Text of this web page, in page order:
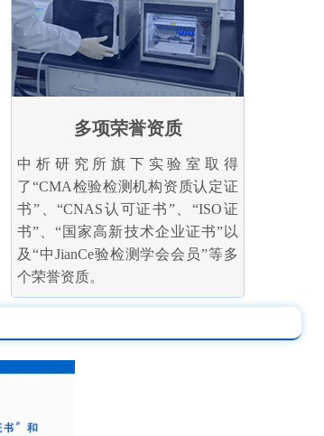
多项荣誉资质
中析研究所旗下实验室取得
了“CMA检验检测机构资质认定证
书”、“CNAS认可证书”、“ISO证
书”、“国家高新技术企业证书”以
及“中JianCe验检测学会会员”等多
个荣誉资质。